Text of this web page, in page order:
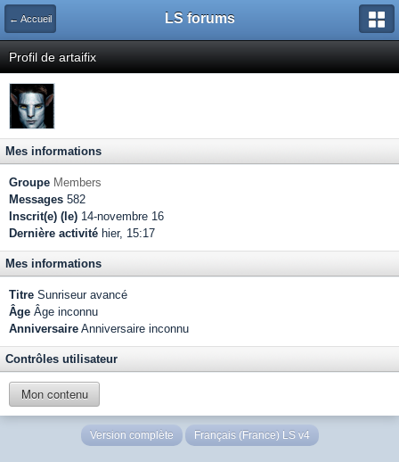
← Accueil LS forums
Profil de artaifix
Mes informations
Groupe Members
Messages 582
Inscrit(e) (le) 14-novembre 16
Dernière activité hier, 15:17
Mes informations
Titre Sunriseur avancé
Âge Âge inconnu
Anniversaire Anniversaire inconnu
Contrôles utilisateur
Mon contenu
Version complète Français (France) LS v4